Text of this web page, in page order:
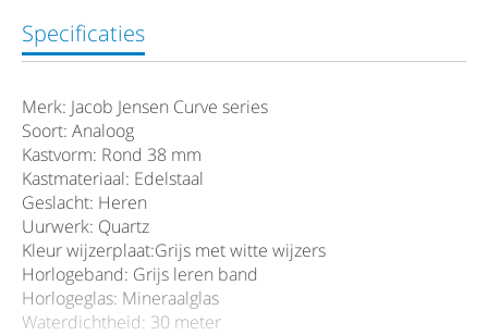
Specificaties
Merk: Jacob Jensen Curve series
Soort: Analoog
Kastvorm: Rond 38 mm
Kastmateriaal: Edelstaal
Geslacht: Heren
Uurwerk: Quartz
Kleur wijzerplaat:Grijs met witte wijzers
Horlogeband: Grijs leren band
Horlogeglas: Mineraalglas
Waterdichtheid: 30 meter